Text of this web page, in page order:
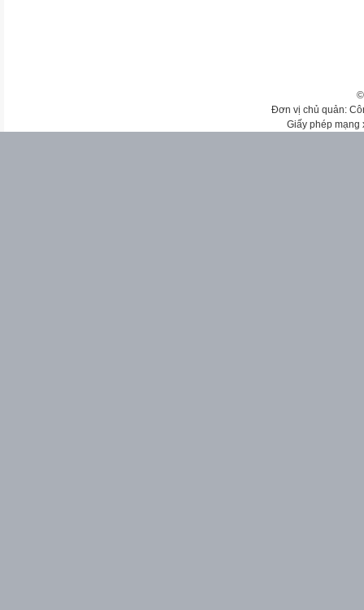
Đơn vị chủ quản:
Giấy phép mạng